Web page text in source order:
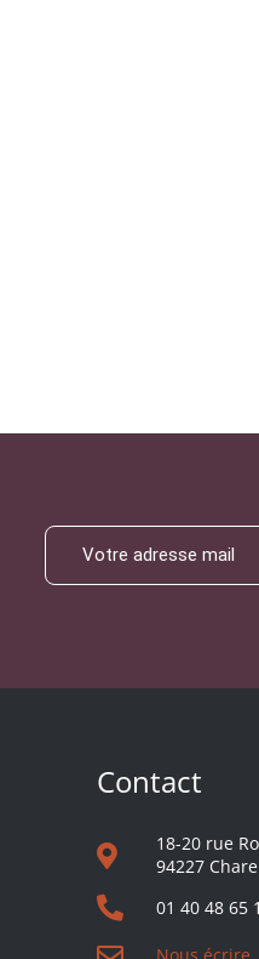
Contact
18-20 rue
94227
01 40 48 65